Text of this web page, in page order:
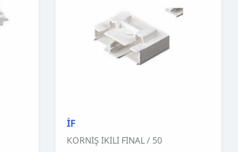
İF
KORNİŞ İKİLİ FİNAL / 50